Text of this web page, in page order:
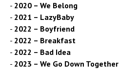
2020 – We Belong
2021 – LazyBaby
2022 – Boyfriend
2022 – Breakfast
2022 – Bad Idea
2023 – We Go Down Together